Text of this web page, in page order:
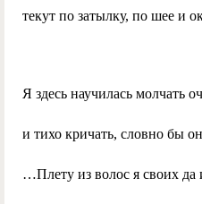
текут по затылку, по шее и
Я здесь научилась молчать
и тихо кричать, словно бы
…Плету из волос я своих да